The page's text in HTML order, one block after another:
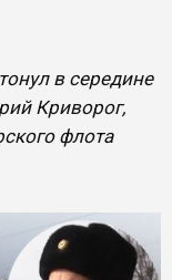
в середине
Криворог,
флота